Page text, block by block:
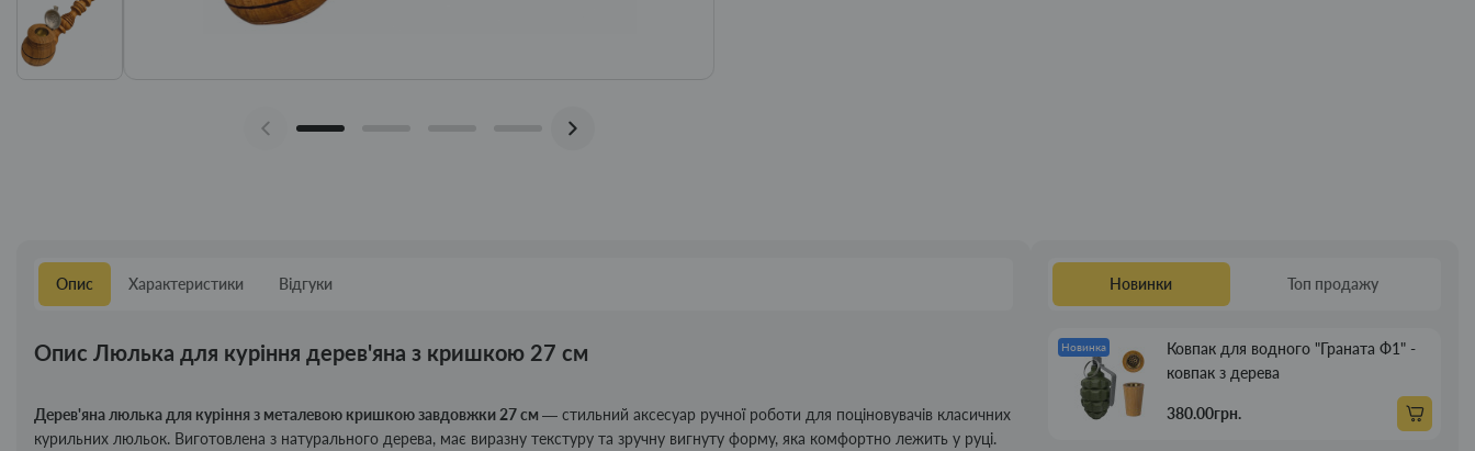
Опис Характеристики Відгуки
Опис Люлька для куріння дерев'яна з кришкою 27 см
Дерев'яна люлька для куріння з металевою кришкою завдовжки 27 см — стильний аксесуар ручної роботи для поціновувачів класичних
курильних люльок. Виготовлена з натурального дерева, має виразну текстуру та зручну вигнуту форму, яка комфортно лежить у руці.
Новинки Топ продажу
Новинка
Ковпак для водного "Граната Ф1" -
ковпак з дерева
380.00грн.